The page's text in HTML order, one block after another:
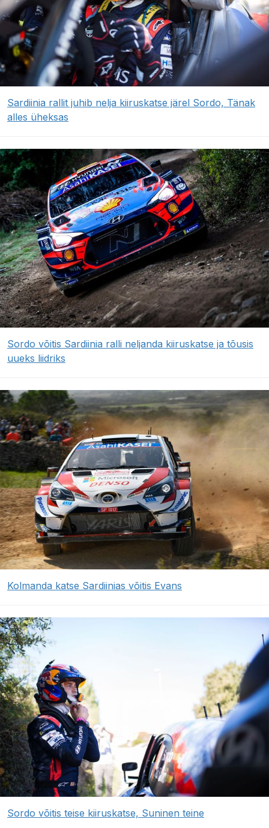
Sardiinia rallit juhib nelja kiiruskatse järel Sordo, Tänak
alles üheksas
Sordo võitis Sardiinia ralli neljanda kiiruskatse ja tõusis
uueks liidriks
Kolmanda katse Sardiinias võitis Evans
Sordo võitis teise kiiruskatse, Suninen teine